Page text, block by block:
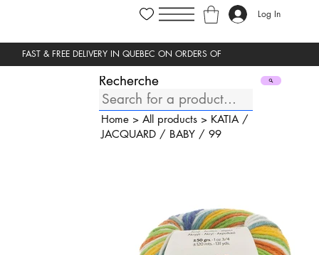
Log In
Recherche
Home> All products> KATIA /
JACQUARD / BABY / 99